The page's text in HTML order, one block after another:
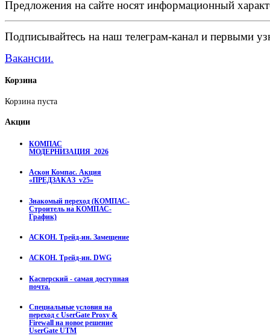
Предложения на сайте носят информационный
Подписывайтесь на наш телеграм-канал и первыми
Вакансии.
Корзина
Корзина пуста
Акции
КОМПАС
МОДЕРНИЗАЦИЯ_2026
Аскон Компас. Акция
«ПРЕДЗАКАЗ_v25»
Знакомый переход (КОМПАС-
Строитель на КОМПАС-
График)
АСКОН. Трейд-ин. Замещение
АСКОН. Трейд-ин. DWG
Касперский - самая доступная
почта.
Специальные условия на
переход с UserGate Proxy &
Firewall на новое решение
UserGate UTM